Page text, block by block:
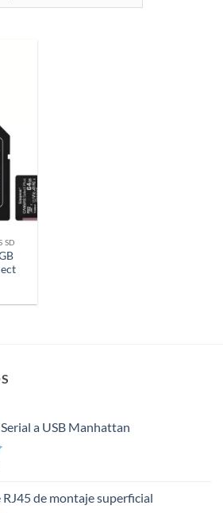
SD
a USB Manhattan
RJ45 de montaje superficial